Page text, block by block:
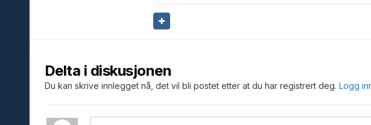
Delta i diskusjonen
Du kan skrive innlegget nå, det vil bli postet etter at du har registrert deg. Logg